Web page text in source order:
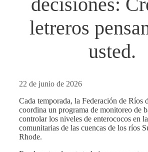
letreros
usted.
22 de junio de 2026
Cada temporada, la Federación de Ríos
coordina un programa de monitoreo de
controlar los niveles de enterococos en
comunitarias de las cuencas de los ríos
Rhode.